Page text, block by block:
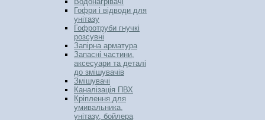
Гофри і відводи для
унітазу
Гофротруби гнучкі
розсувні
Запірна арматура
Запасні частини,
аксесуари та деталі
до змішувачів
Змішувачі
Каналізація ПВХ
Кріплення для
умивальника,
унітазу, бойлера